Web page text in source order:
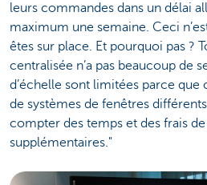
leurs commandes dans un délai
maximum une semaine. Ceci
êtes sur place. Et pourquoi pas ?
centralisée n’a pas beaucoup de
d’échelle sont limitées parce que
de systèmes de fenêtres
compter des temps et des frais
supplémentaires."